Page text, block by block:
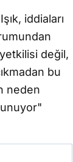
iddiaları
değil,
bu
neden